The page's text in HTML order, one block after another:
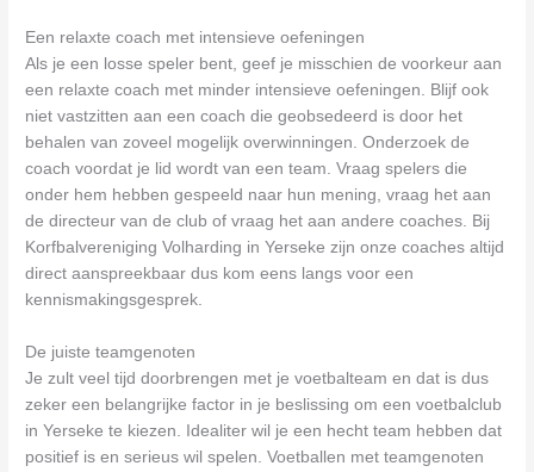
Een relaxte coach met intensieve oefeningen
Als je een losse speler bent, geef je misschien de voorkeur aan
een relaxte coach met minder intensieve oefeningen. Blijf ook
niet vastzitten aan een coach die geobsedeerd is door het
behalen van zoveel mogelijk overwinningen. Onderzoek de
coach voordat je lid wordt van een team. Vraag spelers die
onder hem hebben gespeeld naar hun mening, vraag het aan
de directeur van de club of vraag het aan andere coaches. Bij
Korfbalvereniging Volharding in Yerseke zijn onze coaches altijd
direct aanspreekbaar dus kom eens langs voor een
kennismakingsgesprek.
De juiste teamgenoten
Je zult veel tijd doorbrengen met je voetbalteam en dat is dus
zeker een belangrijke factor in je beslissing om een voetbalclub
in Yerseke te kiezen. Idealiter wil je een hecht team hebben dat
positief is en serieus wil spelen. Voetballen met teamgenoten